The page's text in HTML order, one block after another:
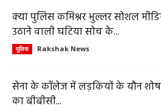
क्या पुलिस कमिश्नर भुल्लर सोशल
उठाने वाली घटिया सोच के...
पुलिस Rakshak News
सेना के कॉलेज में लड़कियों के यौन
का बीबीसी...